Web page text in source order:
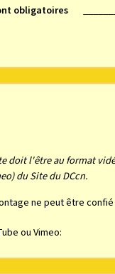
obligatoires
doit l'être au format
du Site du DCcn.
ne peut être confié
ou Vimeo: